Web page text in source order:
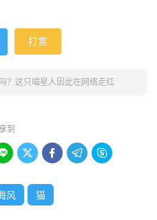
打赏
？这只喵星人因此在网络走红
到
   
风 猫